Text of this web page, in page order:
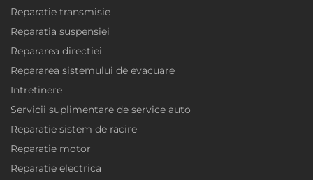
Reparatie transmisie
Reparatia suspensiei
Repararea directiei
Repararea sistemului de evacuare
Intretinere
Servicii suplimentare de service auto
Reparatie sistem de racire
Reparatie motor
Reparatie electrica